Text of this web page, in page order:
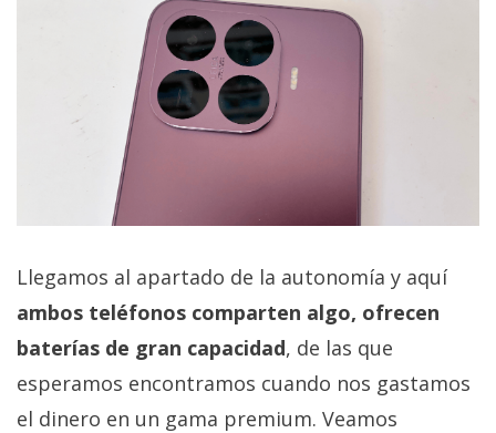
Llegamos al apartado de la autonomía y aquí
ambos teléfonos comparten algo, ofrecen
baterías de gran capacidad, de las que
esperamos encontramos cuando nos gastamos
el dinero en un gama premium. Veamos